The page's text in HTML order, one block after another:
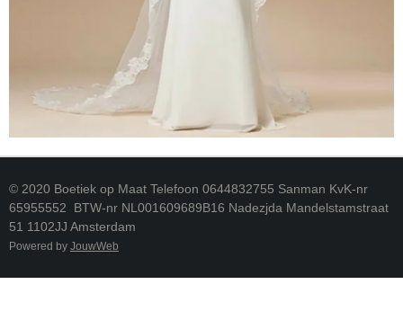
© 2020 Boetiek op Maat Telefoon 0644832755 Sanman KvK-nr
65955552 BTW-nr NL001609689B16 Nadezjda Mandelstamstraat
51 1102JJ Amsterdam
Powered by JouwWeb